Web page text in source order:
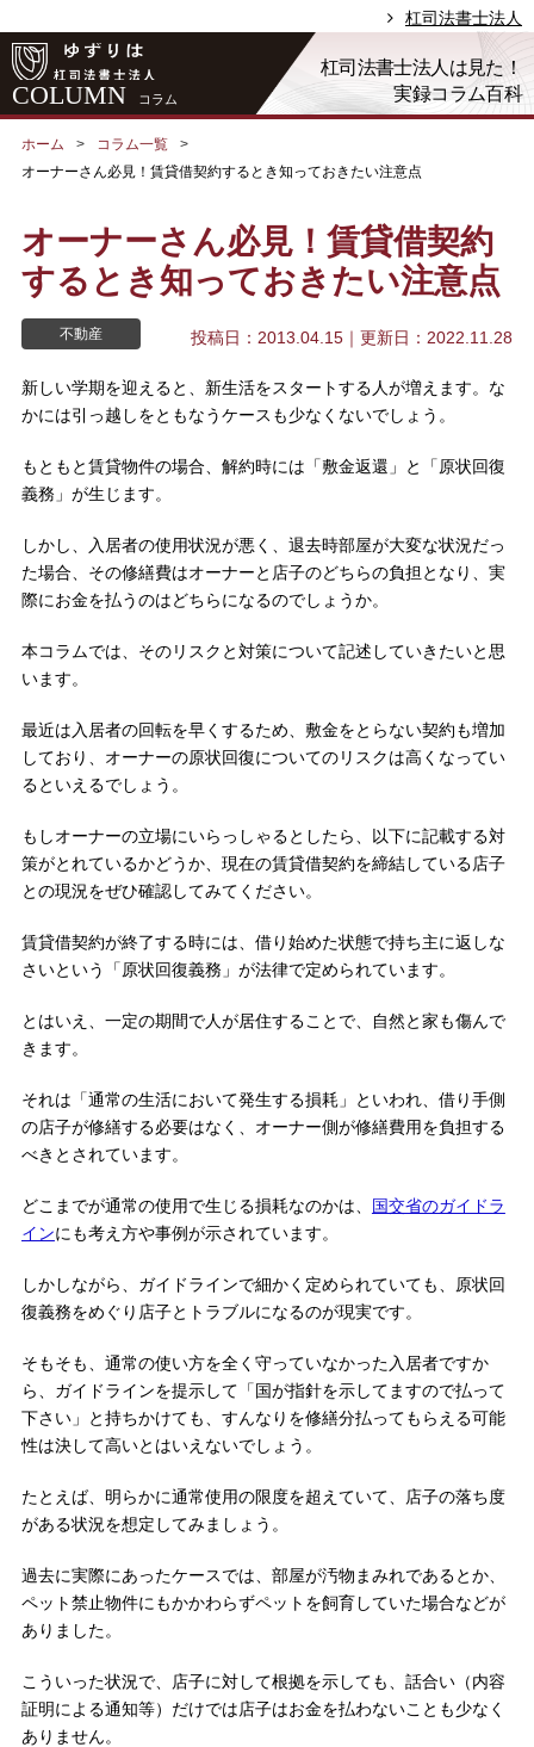
杠司法書士法人
COLUMN コラム
杠司法書士法人は見た！
実録コラム百科
ホーム
コラム一覧
オーナーさん必見！賃貸借契約するとき知っておきたい注意点
オーナーさん必見！賃貸借契約
するとき知っておきたい注意点
不動産 ｜更新日：2022.11.28
投稿日：2013.04.15
新しい学期を迎えると、新生活をスタートする人が増えます。な
かには引っ越しをともなうケースも少なくないでしょう。
もともと賃貸物件の場合、解約時には「敷金返還」と「原状回復
義務」が生じます。
しかし、入居者の使用状況が悪く、退去時部屋が大変な状況だっ
た場合、その修繕費はオーナーと店子のどちらの負担となり、実
際にお金を払うのはどちらになるのでしょうか。
本コラムでは、そのリスクと対策について記述していきたいと思
います。
最近は入居者の回転を早くするため、敷金をとらない契約も増加
しており、オーナーの原状回復についてのリスクは高くなってい
るといえるでしょう。
もしオーナーの立場にいらっしゃるとしたら、以下に記載する対
策がとれているかどうか、現在の賃貸借契約を締結している店子
との現況をぜひ確認してみてください。
賃貸借契約が終了する時には、借り始めた状態で持ち主に返しな
さいという「原状回復義務」が法律で定められています。
とはいえ、一定の期間で人が居住することで、自然と家も傷んで
きます。
それは「通常の生活において発生する損耗」といわれ、借り手側
の店子が修繕する必要はなく、オーナー側が修繕費用を負担する
べきとされています。
どこまでが通常の使用で生じる損耗なのかは、 国交省のガイドラ
インにも考え方や事例が示されています。
しかしながら、ガイドラインで細かく定められていても、原状回
復義務をめぐり店子とトラブルになるのが現実です。
そもそも、通常の使い方を全く守っていなかった入居者ですか
ら、ガイドラインを提示して「国が指針を示してますので払って
下さい」と持ちかけても、すんなりを修繕分払ってもらえる可能
性は決して高いとはいえないでしょう。
たとえば、明らかに通常使用の限度を超えていて、店子の落ち度
がある状況を想定してみましょう。
過去に実際にあったケースでは、部屋が汚物まみれであるとか、
ペット禁止物件にもかかわらずペットを飼育していた場合などが
ありました。
こういった状況で、店子に対して根拠を示しても、話合い（内容
証明による通知等）だけでは店子はお金を払わないことも少なく
ありません。